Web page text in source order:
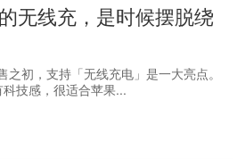
无线充，是时候摆脱绕
初，支持「无线充电」是一大亮点。
技感，很适合苹果...